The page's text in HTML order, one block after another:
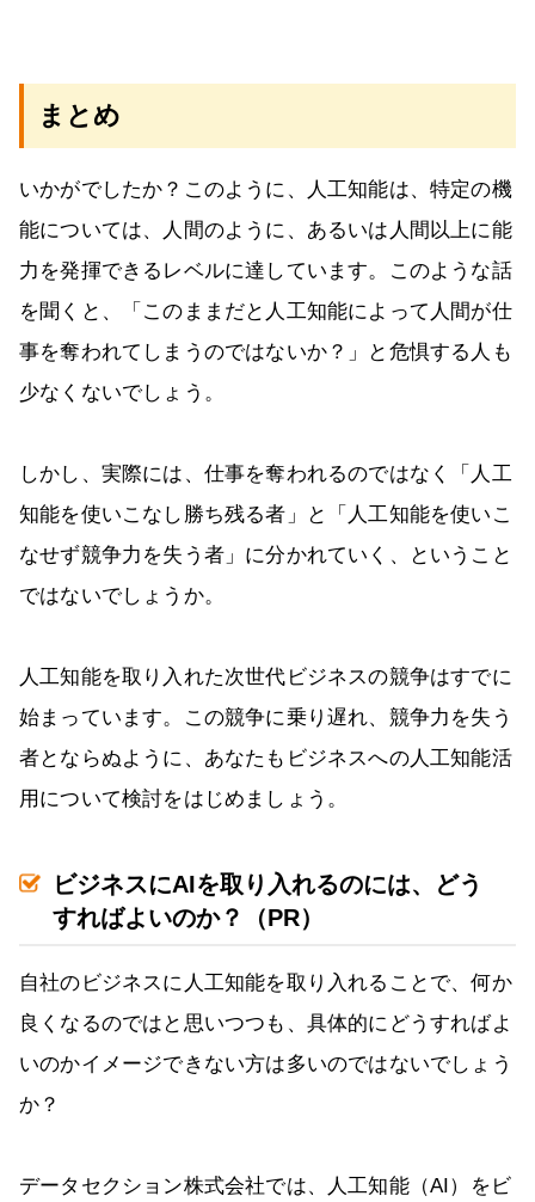
まとめ
いかがでしたか？このように、人工知能は、特定の機
能については、人間のように、あるいは人間以上に能
力を発揮できるレベルに達しています。このような話
を聞くと、「このままだと人工知能によって人間が仕
事を奪われてしまうのではないか？」と危惧する人も
少なくないでしょう。
しかし、実際には、仕事を奪われるのではなく「人工
知能を使いこなし勝ち残る者」と「人工知能を使いこ
なせず競争力を失う者」に分かれていく、ということ
ではないでしょうか。
人工知能を取り入れた次世代ビジネスの競争はすでに
始まっています。この競争に乗り遅れ、競争力を失う
者とならぬように、あなたもビジネスへの人工知能活
用について検討をはじめましょう。
ビジネスにAIを取り入れるのには、どう
すればよいのか？（PR）
自社のビジネスに人工知能を取り入れることで、何か
良くなるのではと思いつつも、具体的にどうすればよ
いのかイメージできない方は多いのではないでしょう
か？
データセクション株式会社では、人工知能（AI）をビ